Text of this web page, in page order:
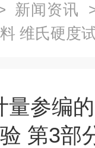
新闻资讯
维氏硬度
量参编
第3部